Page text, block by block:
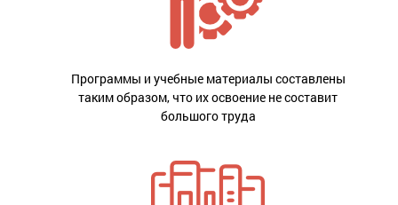
Программы и учебные материалы составлены
таким образом, что их освоение не составит
большого труда